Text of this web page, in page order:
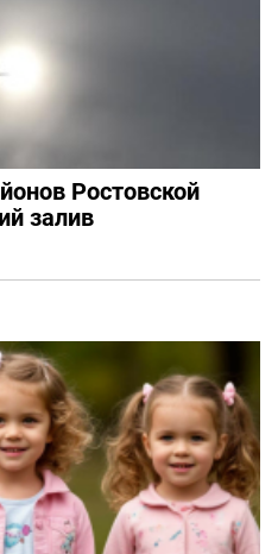
Ростовской
залив